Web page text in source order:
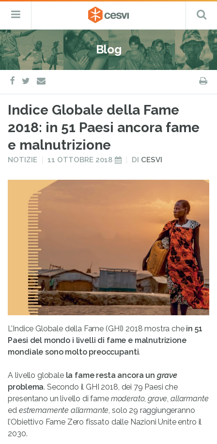
Salta
al
contenuto
CESVI
Fondazione
–
ETS
Cooperazione,
Emergenza
e
Sviluppo
Menu
Blog
facebook
twitter
e-
mail
Indice Globale della Fame
2018: in 51 Paesi ancora fame
e malnutrizione
PUBBLICATO
NOTIZIE
PUBBLICATO
11 OTTOBRE 2018 DI CESVI
L’Indice Globale della Fame (GHI) 2018 mostra che in 51
Paesi del mondo i livelli di fame e malnutrizione
mondiale sono molto preoccupanti.
A livello globalela fame resta ancora un grave
problema. Secondo il GHI 2018, dei 79 Paesi che
presentano un livello di fame moderato,grave, allarmante
edestremamente allarmante, solo 29 raggiungeranno
l’Obiettivo Fame Zero fissato dalle Nazioni Unite entro il
2030.